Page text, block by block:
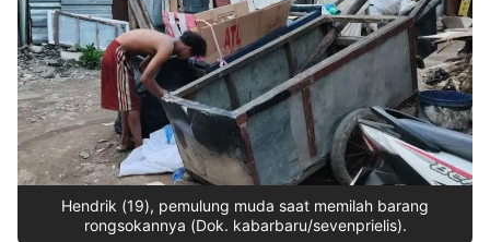
Insight
NTB
Suara
Time
Lens
IDN
Daily
Jogja
Jalan
Rakyat
Idealita
News
Kita
Notice
Dinamikapost.com
Radar
Baru
Seedbacklink
Follow
Kabarbaru
Hendrik (19), pemulung muda saat memilah barang
rongsokannya (Dok. kabarbaru/sevenprielis).